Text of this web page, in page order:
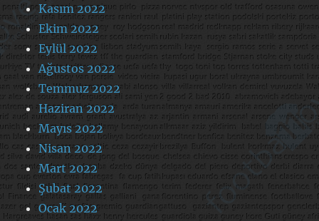
Kasım 2022
Ekim 2022
Eylül 2022
Ağustos 2022
Temmuz 2022
Haziran 2022
Mayıs 2022
Nisan 2022
Mart 2022
Şubat 2022
Ocak 2022